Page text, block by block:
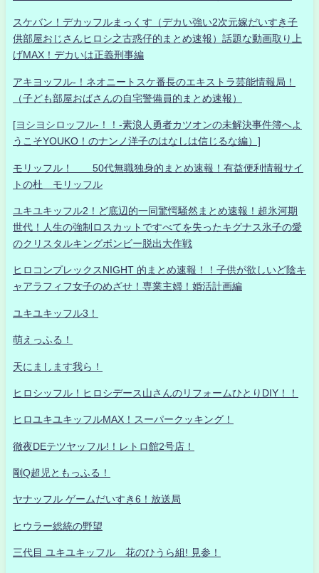
スケバン！デカッフルまっくす（デカい強い2次元嫁だいすき子
供部屋おじさんヒロシ之古惑仔的まとめ速報）話題な動画取り上
げMAX！デカいは正義刑事編
アキヨッフル-！ネオニートスケ番長のエキストラ芸能情報局！
（子ども部屋おばさんの自宅警備員的まとめ速報）
[ヨシヨシロッフル-！！-素浪人勇者カツオンの未解決事件簿へよ
うこそYOUKO！のナンノ洋子のはなしは信じるな編）]
モリッフル！ 50代無職独身的まとめ速報！有益便利情報サイ
トの杜 モリッフル
ユキユキッフル2！ど底辺的一同驚愕騒然まとめ速報！超氷河期
世代！人生の強制ロスカットですべてを失ったキグナス氷子の愛
のクリスタルキングボンビー脱出大作戦
ヒロコンプレックスNIGHT 的まとめ速報！！子供が欲しいど陰キ
ャアラフィフ女子のめざせ！専業主婦！婚活計画編
ユキユキッフル3！
萌えっふる！
天にまします我ら！
ヒロシッフル！ヒロシデース山さんのリフォームひとりDIY！！
ヒロユキユキッフルMAX！スーパークッキング！
徹夜DEテツヤッフル!！レトロ館2号店！
剛Q超児ともっふる！
ヤナッフル ゲームだいすき6！放送局
ヒウラー総統の野望
三代目 ユキユキッフル 花のひうら組! 見参！